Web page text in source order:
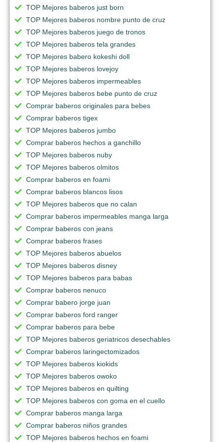
TOP Mejores baberos just born
TOP Mejores baberos nombre punto de cruz
TOP Mejores baberos juego de tronos
TOP Mejores baberos tela grandes
TOP Mejores babero kokeshi doll
TOP Mejores baberos lovejoy
TOP Mejores baberos impermeables
TOP Mejores baberos bebe punto de cruz
Comprar baberos originales para bebes
Comprar baberos tigex
TOP Mejores baberos jumbo
Comprar baberos hechos a ganchillo
TOP Mejores baberos nuby
TOP Mejores baberos olmitos
Comprar baberos en foami
Comprar baberos blancos lisos
TOP Mejores baberos que no calan
Comprar baberos impermeables manga larga
Comprar baberos con jeans
Comprar baberos frases
TOP Mejores baberos abuelos
TOP Mejores baberos disney
TOP Mejores baberos para babas
Comprar baberos nenuco
Comprar babero jorge juan
Comprar baberos ford ranger
Comprar baberos para bebe
TOP Mejores baberos geriatricos desechables
Comprar baberos laringectomizados
TOP Mejores baberos kiokids
TOP Mejores baberos owoko
TOP Mejores baberos en quilting
TOP Mejores baberos con goma en el cuello
Comprar baberos manga larga
Comprar baberos niños grandes
TOP Mejores baberos hechos en foami